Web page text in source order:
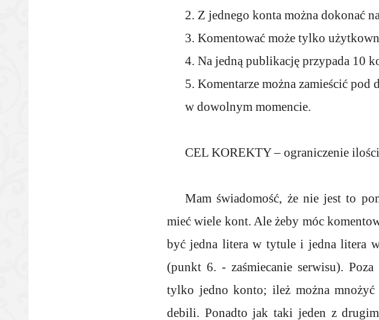
2. Z jednego konta można dokonać
3. Komentować może tylko
4. Na jedną publikację przypada 10
5. Komentarze można zamieścić
w dowolnym momencie.
CEL KOREKTY – ograniczenie
Mam świadomość, że nie jest to
mieć wiele kont. Ale żeby móc
być jedna litera w tytule i jedna litera
(punkt 6. - zaśmiecanie serwisu).
tylko jedno konto; ileż można
debili. Ponadto jak taki jeden z